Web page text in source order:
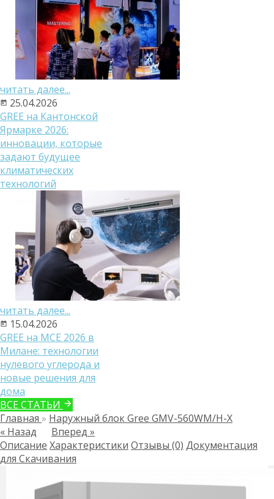
читать далее...
25.04.2026
GREE на Кантонской
Ярмарке 2026:
инновации, которые
задают будущее
климатических
технологий
читать далее...
15.04.2026
GREE на MCE 2026 в
Милане: технологии
нулевого углерода и
новые решения для
дома
ВСЕ СТАТЬИ
Главная » Наружный блок Gree GMV-560WM/H-X
« Назад
Вперед »
Описание Характеристики Отзывы (0) Документация
для Скачивания